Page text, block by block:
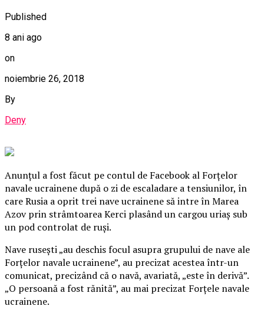
Published
8 ani ago
on
noiembrie 26, 2018
By
Deny
Anunţul a fost făcut pe contul de Facebook al Forţelor
navale ucrainene după o zi de escaladare a tensiunilor, în
care Rusia a oprit trei nave ucrainene să intre în Marea
Azov prin strâmtoarea Kerci plasând un cargou uriaş sub
un pod controlat de ruşi.
Nave ruseşti „au deschis focul asupra grupului de nave ale
Forţelor navale ucrainene”, au precizat acestea într-un
comunicat, precizând că o navă, avariată, „este în derivă”.
„O persoană a fost rănită”, au mai precizat Forţele navale
ucrainene.